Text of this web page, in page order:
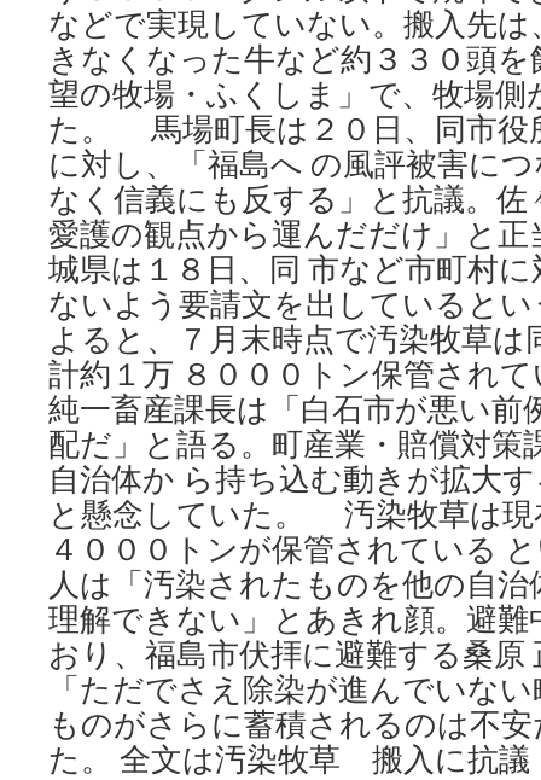
田
舜
太
郎
さ
ん
毎
日
新
聞
などで実現していない。搬入先
きなくなった牛など約３３０頭
望の牧場・ふくしま」で、牧場側
た。 馬場町長は２０日、同市役
に対し、「福島へ の風評被害に
なく信義にも反する」と抗議。佐
愛護の観点から運んだだけ」と
城県は１８日、同 市など市町村
ないよう要請文を出していると
よると、７月末時点で汚染牧草は
計約１万 ８０００トン保管され
純一畜産課長は「白石市が悪い前
配だ」と語る。町産業・賠償対策
自治体か ら持ち込む動きが拡大
と懸念していた。 汚染牧草は現
４０００トンが保管されている
人は「汚染されたものを他の自
理解できない」とあきれ顔。避
おり、福島市伏拝に避難する桑原
「ただでさえ除染が進んでいな
ものがさらに蓄積されるのは不
た。 全文は汚染牧草 搬入に抗議